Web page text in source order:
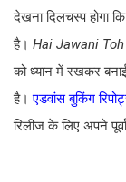
देखना दिलचस्प होगा
है। Hai Jawani
को ध्यान में रखकर
है।एडवांस बुकिंग
रिलीज के लिए अपने